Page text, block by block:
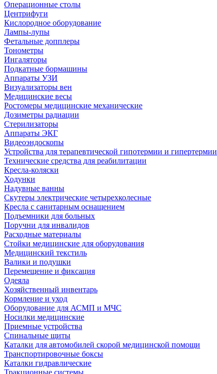
Операционные столы
Центрифуги
Кислородное оборудование
Лампы-лупы
Фетальные допплеры
Тонометры
Ингаляторы
Подкатные бормашины
Аппараты УЗИ
Визуализаторы вен
Медицинские весы
Ростомеры медицинские механические
Дозиметры радиации
Стерилизаторы
Аппараты ЭКГ
Видеоэндоскопы
Устройства для терапевтической гипотермии и гипертермии
Технические средства для реабилитации
Кресла-коляски
Ходунки
Надувные ванны
Скутеры электрические четырехколесные
Кресла с санитарным оснащением
Подъемники для больных
Поручни для инвалидов
Расходные материалы
Стойки медицинские для оборудования
Медицинский текстиль
Валики и подушки
Перемещение и фиксация
Одеяла
Хозяйственный инвентарь
Кормление и уход
Оборудование для АСМП и МЧС
Носилки медицинские
Приемные устройства
Спинальные щиты
Каталки для автомобилей скорой медицинской помощи
Транспортировочные боксы
Каталки гидравлические
Тракционные системы